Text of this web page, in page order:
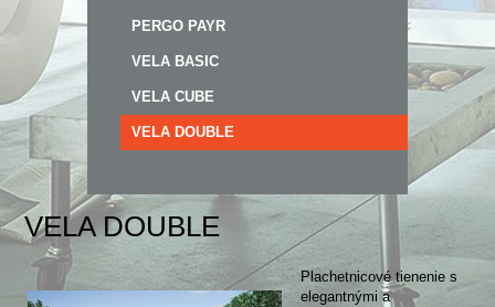
PERGO PAYR
VELA BASIC
VELA CUBE
VELA DOUBLE
VELA DOUBLE
Plachetnicové tienenie s
elegantnými a